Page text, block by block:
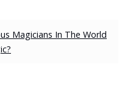
Magicians In The World